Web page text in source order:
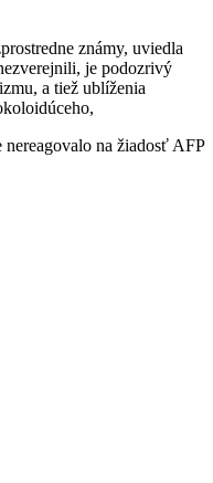
známy, uviedla
je podozrivý
a tiež ublíženia
na žiadosť AFP